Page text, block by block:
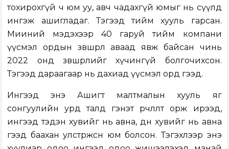
тохирохгүй ч юм уу, авч чадахгүй юмыг нь сүүлд
ингэж ашигладаг. Тэгээд тийм хууль гарсан.
Мииний мэдэхээр 40 гаруй тийм компани
үүсмэл ордын зөвшөөрөл аваад явж байсан чинь
2022 онд зөвшөөрлийг хүчингүй болгочихсон.
Тэгээд дараагаар нь дахиад үүсмэл орд гээд.
Ингээд энэ Ашигт малтмалын хууль яг
сонгуулийн урд талд гэнэт өөрчлөлт орж ирээд,
ингээд тэдэн хувийг нь авна, өдөн хувийг нь авна
гээд баахан улстөржсөн юм болсон. Тэгэхлээр энэ